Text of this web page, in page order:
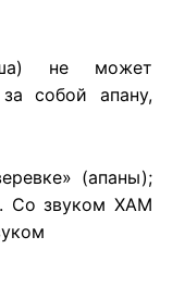
не может
собой апану,
(апаны);
Со звуком ХАМ